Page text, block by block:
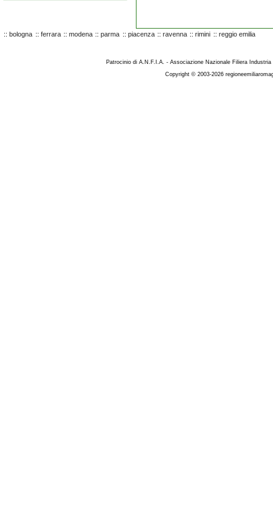
:: bologna :: ferrara :: modena :: parma :: piacenza :: ravenna :: rimini :: reggio emilia
Patrocinio di A.N.F.I.A. - Associazione Nazionale Filiera
Copyright © 2003-2026